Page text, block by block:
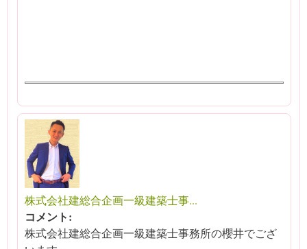
株式会社建総合企画一級建築士事...
コメント:
株式会社建総合企画一級建築士事務所の櫻井でござ